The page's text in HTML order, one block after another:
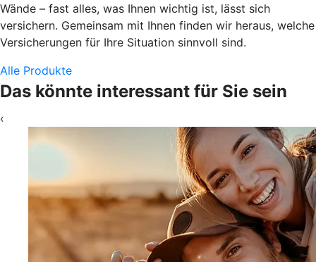
Wände – fast alles, was Ihnen wichtig ist, lässt sich
versichern. Gemeinsam mit Ihnen finden wir heraus, welche
Versicherungen für Ihre Situation sinnvoll sind.
Alle Produkte
Das könnte interessant für Sie sein
‹